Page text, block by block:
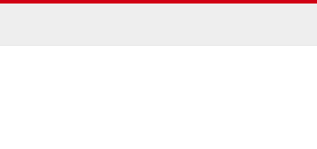
Selamat datang di